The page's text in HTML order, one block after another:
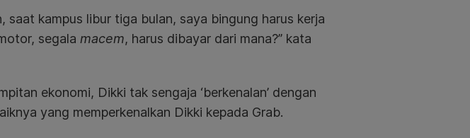
saat kampus libur tiga bulan, saya bingung harus kerja
segala macem, harus dibayar dari mana?” kata
ekonomi, Dikki tak sengaja ‘berkenalan’ dengan
yang memperkenalkan Dikki kepada Grab.